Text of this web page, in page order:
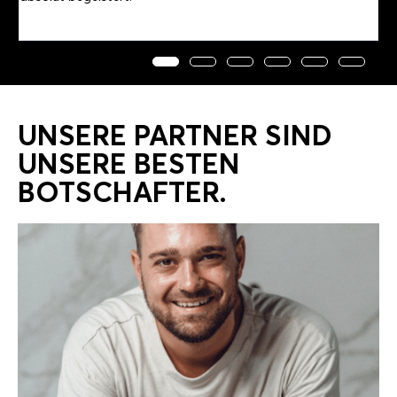
UNSERE PARTNER SIND
UNSERE BESTEN
BOTSCHAFTER.